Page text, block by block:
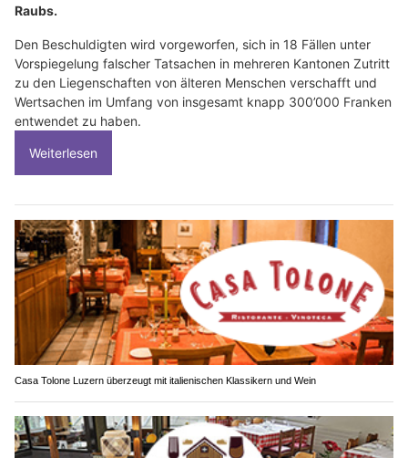
Raubs.
Den Beschuldigten wird vorgeworfen, sich in 18 Fällen unter
Vorspiegelung falscher Tatsachen in mehreren Kantonen Zutritt
zu den Liegenschaften von älteren Menschen verschafft und
Wertsachen im Umfang von insgesamt knapp 300’000 Franken
entwendet zu haben.
Weiterlesen
Casa Tolone Luzern überzeugt mit italienischen Klassikern und Wein